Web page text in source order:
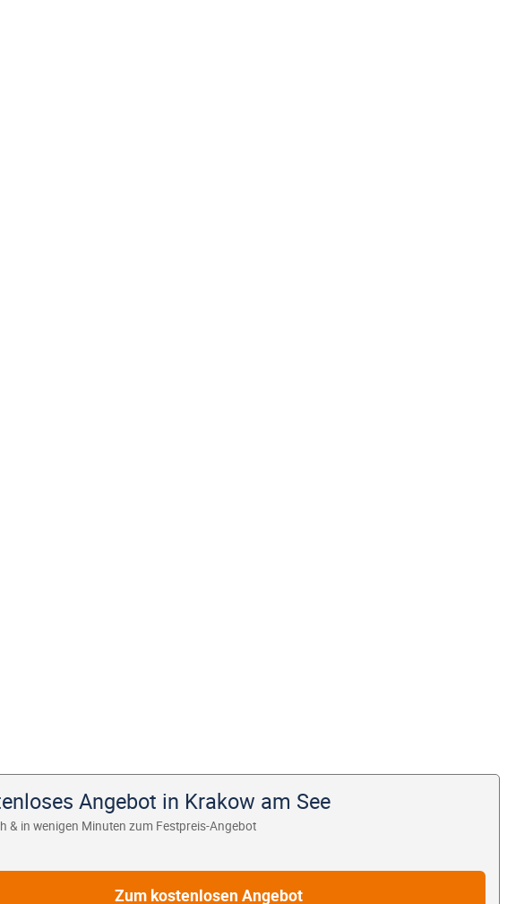
Angebot in Krakow am See
& in wenigen Minuten zum Festpreis-Angebot
Zum kostenlosen Angebot